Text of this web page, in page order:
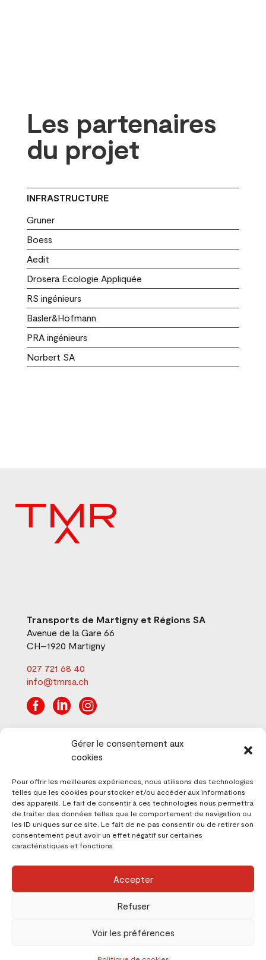
Gérer le consentement aux
cookies
Pour offrir les meilleures expériences, nous utilisons des technologies
telles que les cookies pour stocker et/ou accéder aux informations
des appareils. Le fait de consentir à ces technologies nous permettra
de traiter des données telles que le comportement de navigation ou
les ID uniques sur ce site. Le fait de ne pas consentir ou de retirer son
consentement peut avoir un effet négatif sur certaines
caractéristiques et fonctions.
Accepter
Refuser
Voir les préférences
Les partenaires
du projet
INFRASTRUCTURE
Gruner
Boess
Aedit
Drosera Ecologie Appliquée
RS ingénieurs
Basler&Hofmann
PRA ingénieurs
Norbert SA
Transports de Martigny et Régions SA
Avenue de la Gare 66
CH–1920 Martigny
027 721 68 40
info@tmrsa.ch
  
Ensemble vers
l’avenir
Inscrivez-vous à notre newsletter et
suivez l’avancement des travaux.